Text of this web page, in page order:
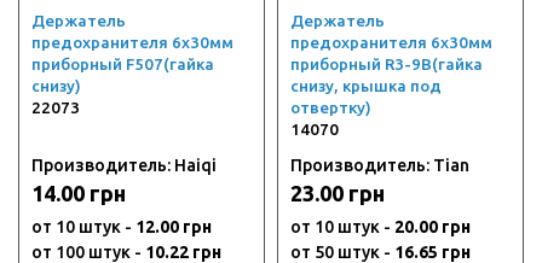
Держатель
предохранителя 6х30мм
приборный F507(гайка
снизу)
22073
Производитель: Haiqi
14.00 грн
от 10 штук - 12.00 грн
от 100 штук - 10.22 грн
Держатель
предохранителя 6х30мм
приборный R3-9B(гайка
снизу, крышка под
отвертку)
14070
Производитель: Tian
23.00 грн
от 10 штук - 20.00 грн
от 50 штук - 16.65 грн